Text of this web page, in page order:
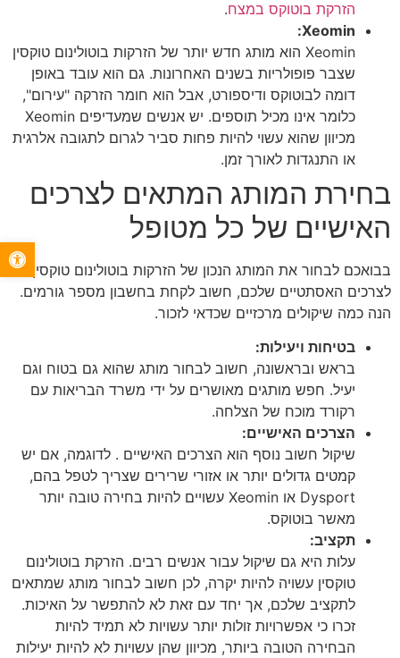
הזרקת בוטוקס במצח.
Xeomin:
Xeomin הוא מותג חדש יותר של הזרקות בוטולינום טוקסין
שצבר פופולריות בשנים האחרונות. גם הוא עובד באופן
דומה לבוטוקס ודיספורט, אבל הוא חומר הזרקה "עירום",
כלומר אינו מכיל תוספים. יש אנשים שמעדיפים Xeomin
מכיוון שהוא עשוי להיות פחות סביר לגרום לתגובה אלרגית
או התנגדות לאורך זמן.
בחירת המותג המתאים לצרכים
האישיים של כל מטופל
בבואכם לבחור את המותג הנכון של הזרקות בוטולינום טוקסין
לצרכים האסתטיים שלכם, חשוב לקחת בחשבון מספר גורמים.
הנה כמה שיקולים מרכזיים שכדאי לזכור.
בטיחות ויעילות:
בראש ובראשונה, חשוב לבחור מותג שהוא גם בטוח וגם
יעיל. חפש מותגים מאושרים על ידי משרד הבריאות עם
רקורד מוכח של הצלחה.
הצרכים האישיים:
שיקול חשוב נוסף הוא הצרכים האישיים . לדוגמה, אם יש
קמטים גדולים יותר או אזורי שרירים שצריך לטפל בהם,
Dysport או Xeomin עשויים להיות בחירה טובה יותר
מאשר בוטוקס.
תקציב:
עלות היא גם שיקול עבור אנשים רבים. הזרקת בוטולינום
טוקסין עשויה להיות יקרה, לכן חשוב לבחור מותג שמתאים
לתקציב שלכם, אך יחד עם זאת לא להתפשר על האיכות.
זכרו כי אפשרויות זולות יותר עשויות לא תמיד להיות
הבחירה הטובה ביותר, מכיוון שהן עשויות לא להיות יעילות
פתח